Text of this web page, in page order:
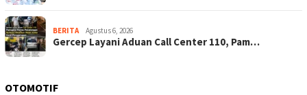
BERITA Agustus 6, 2026
Gercep Layani Aduan Call Center 110, Pam…
OTOMOTIF